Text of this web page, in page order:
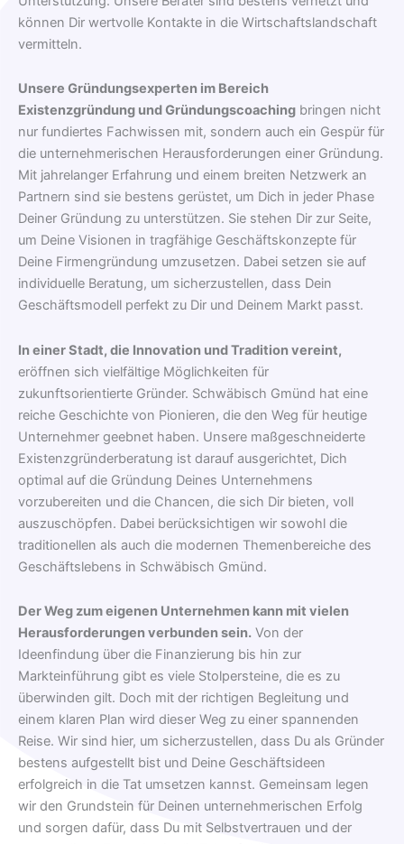
können Dir wertvolle Kontakte in die Wirtschaftslandschaft
vermitteln.
Unsere Gründungsexperten im Bereich
Existenzgründung und Gründungscoaching bringen nicht
nur fundiertes Fachwissen mit, sondern auch ein Gespür für
die unternehmerischen Herausforderungen einer Gründung.
Mit jahrelanger Erfahrung und einem breiten Netzwerk an
Partnern sind sie bestens gerüstet, um Dich in jeder Phase
Deiner Gründung zu unterstützen. Sie stehen Dir zur Seite,
um Deine Visionen in tragfähige Geschäftskonzepte für
Deine Firmengründung umzusetzen. Dabei setzen sie auf
individuelle Beratung, um sicherzustellen, dass Dein
Geschäftsmodell perfekt zu Dir und Deinem Markt passt.
In einer Stadt, die Innovation und Tradition vereint,
eröffnen sich vielfältige Möglichkeiten für
zukunftsorientierte Gründer. Schwäbisch Gmünd hat eine
reiche Geschichte von Pionieren, die den Weg für heutige
Unternehmer geebnet haben. Unsere maßgeschneiderte
Existenzgründerberatung ist darauf ausgerichtet, Dich
optimal auf die Gründung Deines Unternehmens
vorzubereiten und die Chancen, die sich Dir bieten, voll
auszuschöpfen. Dabei berücksichtigen wir sowohl die
traditionellen als auch die modernen Themenbereiche des
Geschäftslebens in Schwäbisch Gmünd.
Der Weg zum eigenen Unternehmen kann mit vielen
Herausforderungen verbunden sein. Von der
Ideenfindung über die Finanzierung bis hin zur
Markteinführung gibt es viele Stolpersteine, die es zu
überwinden gilt. Doch mit der richtigen Begleitung und
einem klaren Plan wird dieser Weg zu einer spannenden
Reise. Wir sind hier, um sicherzustellen, dass Du als Gründer
bestens aufgestellt bist und Deine Geschäftsideen
erfolgreich in die Tat umsetzen kannst. Gemeinsam legen
wir den Grundstein für Deinen unternehmerischen Erfolg
und sorgen dafür, dass Du mit Selbstvertrauen und der